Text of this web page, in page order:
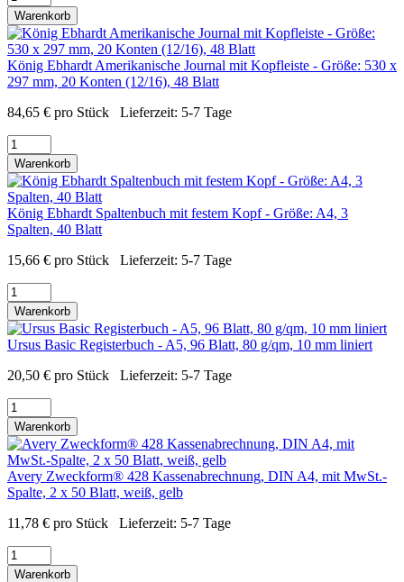
Warenkorb
König Ebhardt Amerikanische Journal mit Kopfleiste - Größe: 530 x
297 mm, 20 Konten (12/16), 48 Blatt
84,65 € pro Stück Lieferzeit: 5-7 Tage
Warenkorb
König Ebhardt Spaltenbuch mit festem Kopf - Größe: A4, 3
Spalten, 40 Blatt
15,66 € pro Stück Lieferzeit: 5-7 Tage
Warenkorb
Ursus Basic Registerbuch - A5, 96 Blatt, 80 g/qm, 10 mm liniert
20,50 € pro Stück Lieferzeit: 5-7 Tage
Warenkorb
Avery Zweckform® 428 Kassenabrechnung, DIN A4, mit MwSt.-
Spalte, 2 x 50 Blatt, weiß, gelb
11,78 € pro Stück Lieferzeit: 5-7 Tage
Warenkorb